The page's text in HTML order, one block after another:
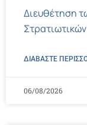
Διευθέτηση
ΔΙΑΒΑΣΤΕ
06/08/2026